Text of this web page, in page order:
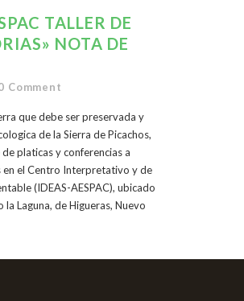
TALLER DE
NOTA DE
Comment
que debe ser preservada y
de la Sierra de Picachos,
platicas y conferencias a
el Centro Interpretativo y de
(IDEAS-AESPAC), ubicado
Laguna, de Higueras, Nuevo